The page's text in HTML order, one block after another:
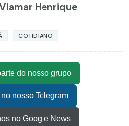
Henrique
COTIDIANO
do nosso grupo
no nosso Telegram
no Google News